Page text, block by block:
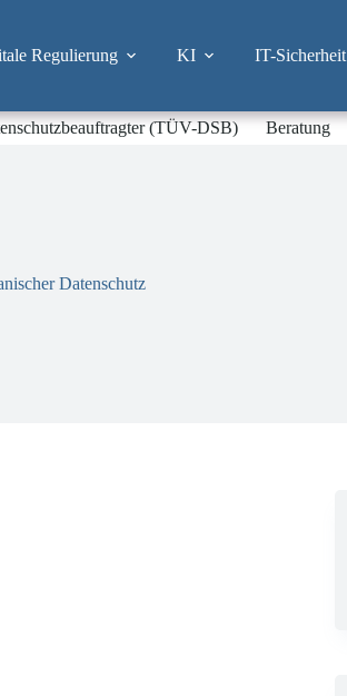
Regulierung KI IT-Sicherheit
(TÜV-DSB) Beratung
Datenschutz